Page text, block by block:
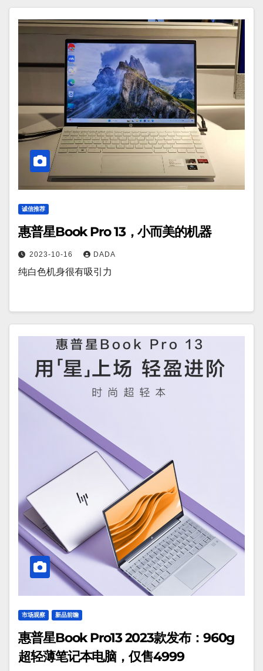
诚信推荐
惠普星Book Pro 13，小而美的机器
2023-10-16 DADA
纯白色机身很有吸引力
市场观察 新品前瞻
惠普星Book Pro13 2023款发布：960g
超轻薄笔记本电脑，仅售4999